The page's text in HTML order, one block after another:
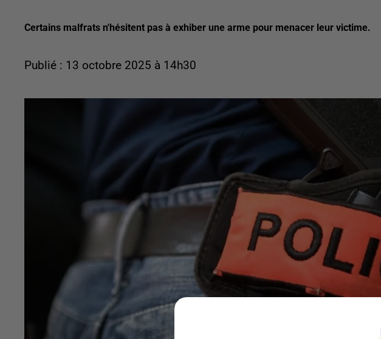
Certains malfrats n'hésitent pas à exhiber une arme pour menacer leur victime.
Publié : 13 octobre 2025 à 14h30